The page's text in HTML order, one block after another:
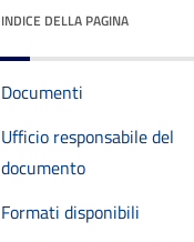
INDICE DELLA PAGINA
Documenti
Ufficio responsabile del
documento
Formati disponibili